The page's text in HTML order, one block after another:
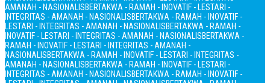
AMANAH - NASIONALISBERTAKWA - RAMAH - INOVATIF - LESTARI -
INTEGRITAS - AMANAH - NASIONALISBERTAKWA - RAMAH - INOVATIF -
LESTARI - INTEGRITAS - AMANAH - NASIONALISBERTAKWA - RAMAH -
INOVATIF - LESTARI - INTEGRITAS - AMANAH - NASIONALISBERTAKWA -
RAMAH - INOVATIF - LESTARI - INTEGRITAS - AMANAH -
NASIONALISBERTAKWA - RAMAH - INOVATIF - LESTARI - INTEGRITAS -
AMANAH - NASIONALISBERTAKWA - RAMAH - INOVATIF - LESTARI -
INTEGRITAS - AMANAH - NASIONALISBERTAKWA - RAMAH - INOVATIF -